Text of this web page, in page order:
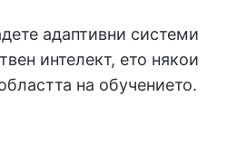
адаптивни системи
интелект, ето някои
на обучението.